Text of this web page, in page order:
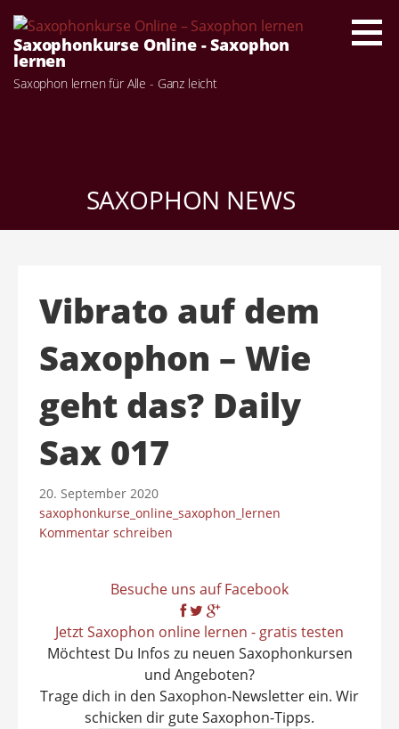
Inhalt
springen
Saxophonkurse Online - Saxophon
lernen
Saxophon lernen für Alle - Ganz leicht
SAXOPHON NEWS
Vibrato auf dem
Saxophon – Wie
geht das? Daily
Sax 017
20. September 2020
saxophonkurse_online_saxophon_lernen
Kommentar schreiben
Besuche uns auf Facebook
Jetzt Saxophon online lernen - gratis testen
Möchtest Du Infos zu neuen Saxophonkursen
und Angeboten?
Trage dich in den Saxophon-Newsletter ein. Wir
schicken dir gute Saxophon-Tipps.